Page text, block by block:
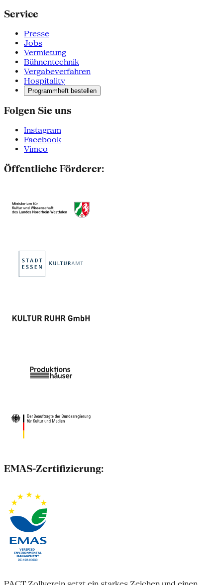
Service
Presse
Jobs
Vermietung
Bühnentechnik
Vergabeverfahren
Hospitality
Programmheft bestellen
Folgen Sie uns
Instagram
Facebook
Vimeo
Öffentliche Förderer:
EMAS-Zertifizierung: